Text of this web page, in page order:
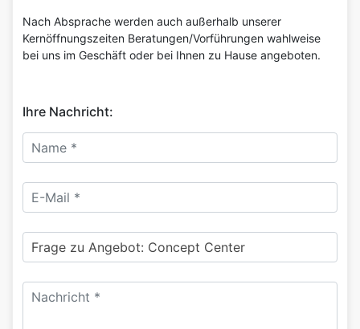
Nach Absprache werden auch außerhalb unserer
Kernöffnungszeiten Beratungen/Vorführungen wahlweise
bei uns im Geschäft oder bei Ihnen zu Hause angeboten.
Ihre Nachricht:
Name: *
E-mail: *
Betreff:
Nachricht: